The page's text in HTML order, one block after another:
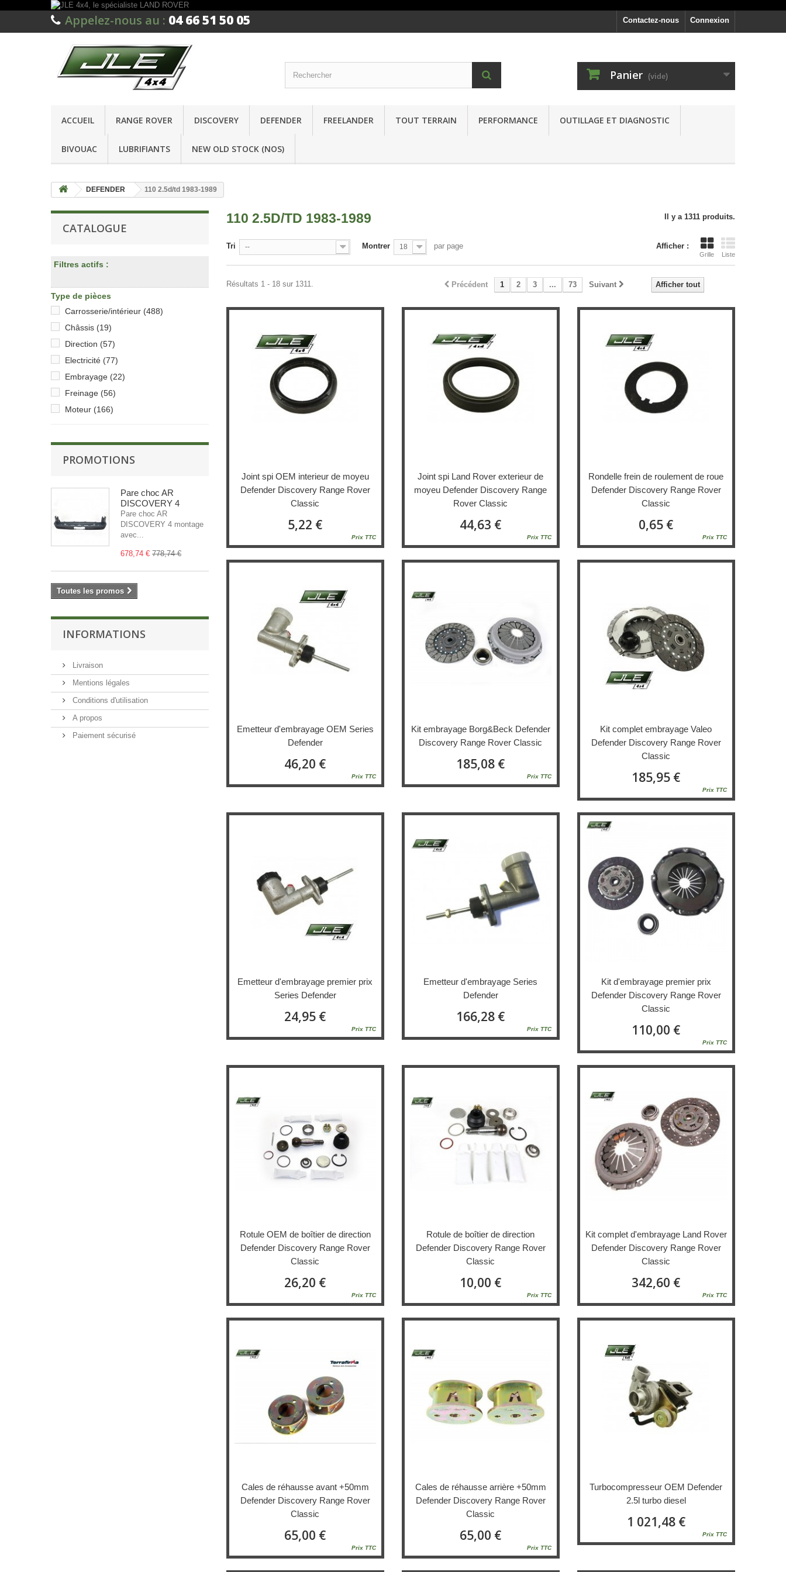
Connexion
Contactez-nous
Appelez-nous au : 04 66 51 50 05
Panier (vide)
ACCUEIL RANGE ROVER DISCOVERY DEFENDER FREELANDER TOUT TERRAIN PERFORMANCE OUTILLAGE ET DIAGNOSTIC
BIVOUAC LUBRIFIANTS NEW OLD STOCK (NOS)
DEFENDER 110 2.5d/td 1983-1989
CATALOGUE
Filtres actifs :
Type de pièces
Carrosserie/intérieur (488)
Châssis (19)
Direction (57)
Electricité (77)
Embrayage (22)
Freinage (56)
Moteur (166)
Refroidissement/chauffage(16)
Suspension(114)
PROMOTIONS
Pare choc AR
DISCOVERY 4
Pare choc AR
DISCOVERY 4 montage
avec...
678,74 € 778,74 €
Toutes les promos
INFORMATIONS
Livraison
Mentions légales
Conditions d'utilisation
A propos
Paiement sécurisé
110 2.5D/TD 1983-1989 Il y a 1311 produits.
Afficher :
Grille Liste
Tri -- Montrer 18 par page
Afficher tout
Précédent 1 2 3 ... 73 Suivant
Résultats 1 - 18 sur 1311.
Joint spi OEM interieur de moyeu
Defender Discovery Range Rover
Classic
5,22 €
Prix TTC
Joint spi Land Rover exterieur de
moyeu Defender Discovery Range
Rover Classic
44,63 €
Prix TTC
Rondelle frein de roulement de roue
Defender Discovery Range Rover
Classic
0,65 €
Prix TTC
Emetteur d'embrayage OEM Series
Defender
46,20 €
Prix TTC
Kit embrayage Borg&Beck Defender
Discovery Range Rover Classic
185,08 €
Prix TTC
Kit complet embrayage Valeo
Defender Discovery Range Rover
Classic
185,95 €
Prix TTC
Emetteur d'embrayage premier prix
Series Defender
24,95 €
Prix TTC
Emetteur d'embrayage Series
Defender
166,28 €
Prix TTC
Kit d'embrayage premier prix
Defender Discovery Range Rover
Classic
110,00 €
Prix TTC
Rotule OEM de boîtier de direction
Defender Discovery Range Rover
Classic
26,20 €
Prix TTC
Rotule de boîtier de direction
Defender Discovery Range Rover
Classic
10,00 €
Prix TTC
Kit complet d'embrayage Land Rover
Defender Discovery Range Rover
Classic
342,60 €
Prix TTC
Cales de réhausse avant +50mm
Defender Discovery Range Rover
Classic
65,00 €
Prix TTC
Cales de réhausse arrière +50mm
Defender Discovery Range Rover
Classic
65,00 €
Prix TTC
Turbocompresseur OEM Defender
2.5l turbo diesel
1 021,48 €
Prix TTC